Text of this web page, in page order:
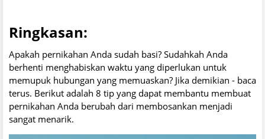
Ringkasan:
Apakah pernikahan Anda sudah basi? Sudahkah Anda
berhenti menghabiskan waktu yang diperlukan untuk
memupuk hubungan yang memuaskan? Jika demikian - baca
terus. Berikut adalah 8 tip yang dapat membantu membuat
pernikahan Anda berubah dari membosankan menjadi
sangat menarik.